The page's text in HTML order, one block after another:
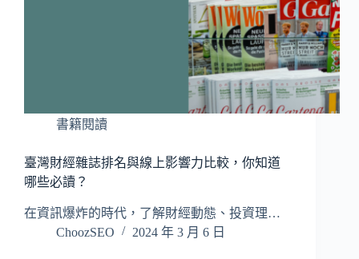
書籍閱讀
臺灣財經雜誌排名與線上影響力比較，你知道
哪些必讀？
在資訊爆炸的時代，了解財經動態、投資理…
ChoozSEO
2024 年 3 月 6 日